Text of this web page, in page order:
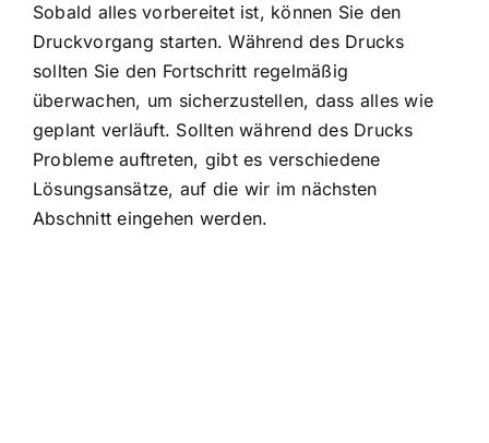
Sobald alles vorbereitet ist, können Sie den
Druckvorgang starten. Während des Drucks
sollten Sie den Fortschritt regelmäßig
überwachen, um sicherzustellen, dass alles wie
geplant verläuft. Sollten während des Drucks
Probleme auftreten, gibt es verschiedene
Lösungsansätze, auf die wir im nächsten
Abschnitt eingehen werden.